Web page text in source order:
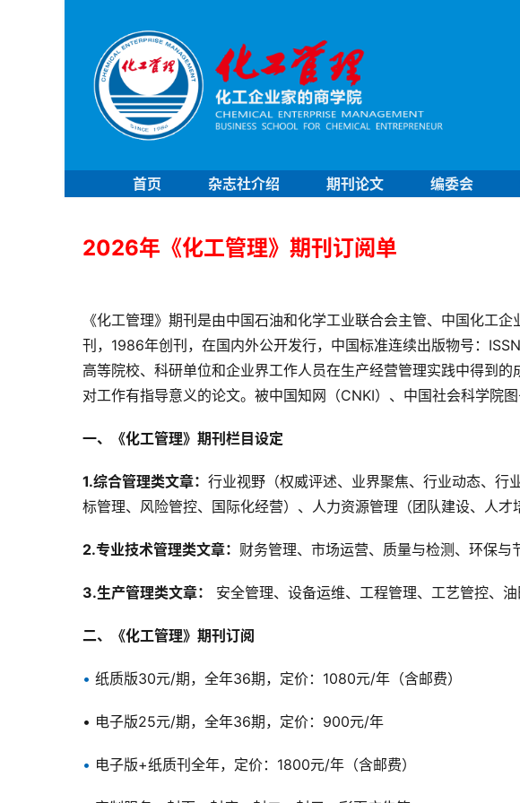
首页 杂志社介绍 期刊论文 编委会
2026年《化工管理》期刊订阅单
《化工管理》期刊是由中国石油和化学工业联合会主管、中国化工
刊，1986年创刊，在国内外公开发行，中国标准连续出版物号：
高等院校、科研单位和企业界工作人员在生产经营管理实践中得到
对工作有指导意义的论文。被中国知网（CNKI）、中国社会科学院
一、《化工管理》期刊栏目设定
1.综合管理类文章： 行业视野（权威评述、业界聚焦、行业动态、行
标管理、风险管控、国际化经营）、人力资源管理（团队建设、人才
2.专业技术管理类文章： 财务管理、市场运营、质量与检测、环保与
3.生产管理类文章： 安全管理、设备运维、工程管理、工艺管控、
二、《化工管理》期刊订阅
• 纸质版30元/期，全年36期，定价：1080元/年（含邮费）
• 电子版25元/期，全年36期，定价：900元/年
• 电子版+纸质刊全年，定价：1800元/年（含邮费）